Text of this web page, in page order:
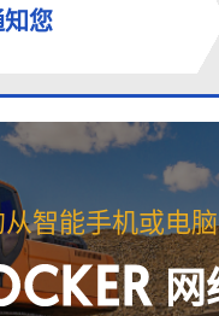
您
智能手机或电
网